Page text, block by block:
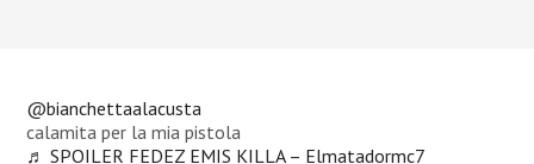
@bianchettaalacusta
calamita per la mia pistola
♬ SPOILER FEDEZ EMIS KILLA – Elmatadormc7